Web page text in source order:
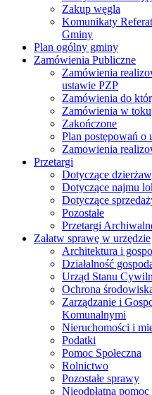
Zakup węgla
Komunikaty
Gminy
Plan ogólny gminy
Zamówienia Publiczne
Zamówienia
ustawie PZP
Zamówienia do
Zamówienia w toku
Zakończone
Plan postępowań o
Zamowienia
Przetargi
Dotyczące
Dotyczące najmu
Dotyczące
Pozostałe
Przetargi
Załatw sprawę w urzędzie
Architektura i
Działalność
Urząd Stanu
Ochrona
Zarządzanie i
Komunalnymi
Nieruchomości i
Podatki
Pomoc Społeczna
Rolnictwo
Pozostałe sprawy
Nieodpłatna